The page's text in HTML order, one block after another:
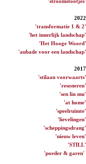
2022
'transformatie 1 & 2'
'het innerlijk landschap'
'Het Hooge Woord'
'aubade voor een landschap'
2017
'stilaan voorwaarts'
'resoneren'
'sen lin mu'
'at home'
'speelruimte'
'lievelingen'
'scheppingsdrang'
'nieuw leven'
'STILL'
'poeder & garen'